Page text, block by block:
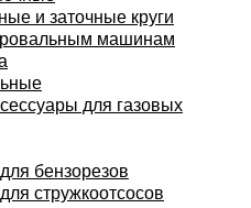
и заточные круги
машинам
для газовых
бензорезов
стружкоотсосов